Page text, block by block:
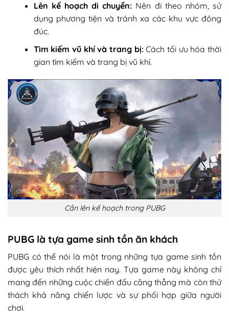
Lên kế hoạch di chuyển: Nên đi theo nhóm, sử
dụng phương tiện và tránh xa các khu vực đông
đúc.
Tìm kiếm vũ khí và trang bị:Cách tối ưu hóa thời
gian tìm kiếm và trang bị vũ khí.
Cần lên kế hoạch trong PUBG
PUBG là tựa game sinh tồn ăn khách
PUBG có thể nói là một trong những tựa game sinh tồn
được yêu thích nhất hiện nay. Tựa game này không chỉ
mang đến những cuộc chiến đấu căng thẳng mà còn thử
thách khả năng chiến lược và sự phối hợp giữa người
chơi.